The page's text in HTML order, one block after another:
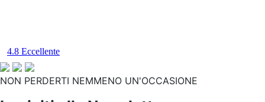
NON PERDERTI NEMMENO UN'OCCASIONE